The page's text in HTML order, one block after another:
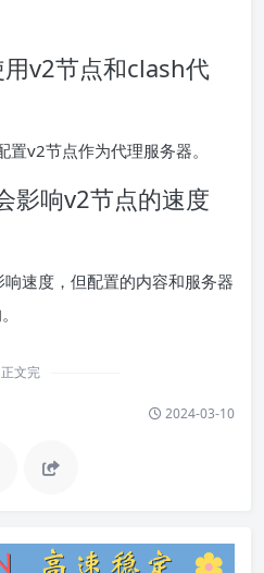
v2节点和clash代
v2节点作为代理服务器。
影响v2节点的速度
速度，但配置的内容和服务器
正文完
2024-03-10